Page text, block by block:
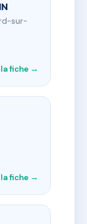
sur-
fiche →
fiche →